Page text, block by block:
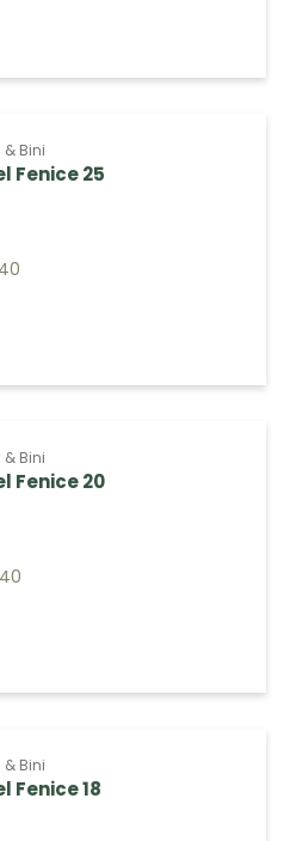
Bini
Fenice 25
Bini
Fenice 20
Bini
Fenice 18